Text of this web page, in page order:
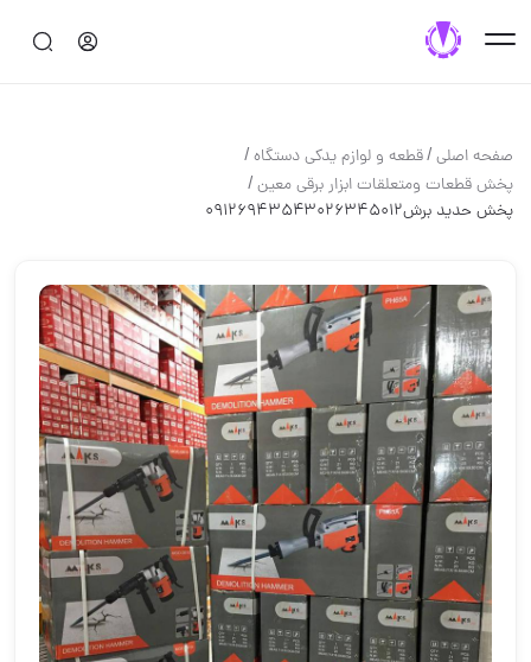
صفحه اصلی/قطعه و لوازم یدکی دستگاه/
پخش قطعات ومتعلقات ابزار برقی معین/
پخش حدید برش۰۹۱۲۶۹۴۳۵۴۳۰۲۶۳۴۵۰۱۲